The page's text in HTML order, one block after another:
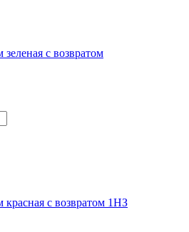
с возвратом
с возвратом 1НЗ